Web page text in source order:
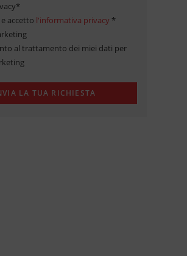
*
accetto l'informativa privacy *
al trattamento dei miei dati per